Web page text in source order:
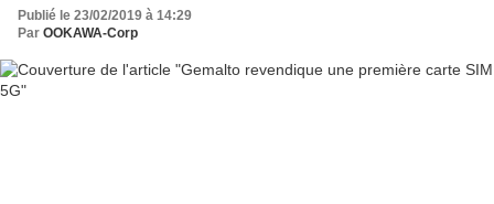
Publié le 23/02/2019 à 14:29
Par OOKAWA-Corp